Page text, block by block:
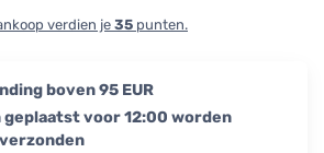
verdien je35 punten.
boven 95 EUR
voor 12:00 worden